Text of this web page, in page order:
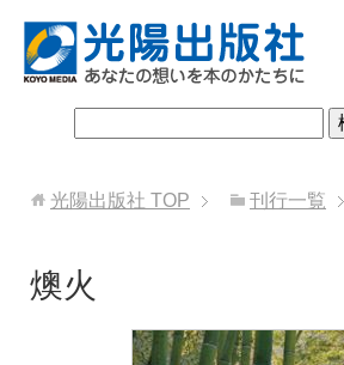
光陽出版社 TOP 刊行一覧
燠火